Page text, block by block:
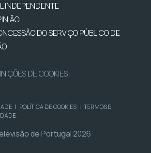
INDEPENDENTE
DO SERVIÇO PÚBLICO DE
DE COOKIES
| POLÍTICA DE COOKIES | TERMOS E
de Portugal 2026